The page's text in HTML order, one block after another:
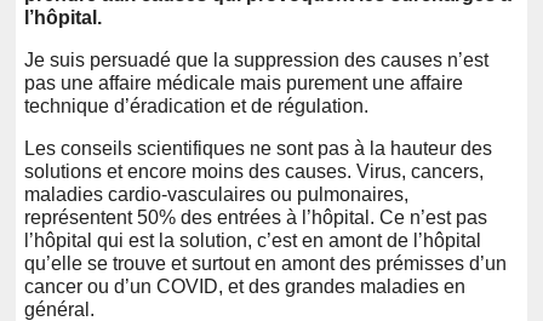
l’hôpital.
Je suis persuadé que la suppression des causes n’est
pas une affaire médicale mais purement une affaire
technique d’éradication et de régulation.
Les conseils scientifiques ne sont pas à la hauteur des
solutions et encore moins des causes. Virus, cancers,
maladies cardio-vasculaires ou pulmonaires,
représentent 50% des entrées à l’hôpital. Ce n’est pas
l’hôpital qui est la solution, c’est en amont de l’hôpital
qu’elle se trouve et surtout en amont des prémisses d’un
cancer ou d’un COVID, et des grandes maladies en
général.